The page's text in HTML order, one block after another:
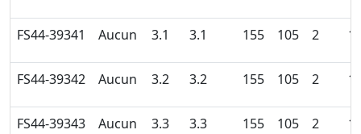
FS44-39341 Aucun 3.1 3.1 155 105 2 1
FS44-39342 Aucun 3.2 3.2 155 105 2 1
FS44-39343 Aucun 3.3 3.3 155 105 2 1